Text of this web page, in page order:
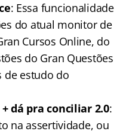
: Essa funcionalidade
do atual monitor de
Cursos Online, do
do Gran Questões
de estudo do
dá pra conciliar 2.0:
na assertividade, ou